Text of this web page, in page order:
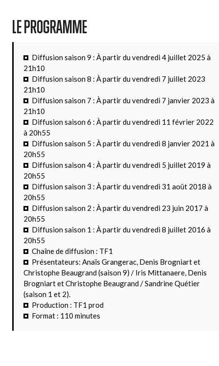
LE PROGRAMME
Diffusion saison 9 : À partir du vendredi 4 juillet 2025 à
21h10
Diffusion saison 8 : À partir du vendredi 7 juillet 2023
21h10
Diffusion saison 7 : À partir du vendredi 7 janvier 2023 à
21h10
Diffusion saison 6 : À partir du vendredi 11 février 2022
à 20h55
Diffusion saison 5 : À partir du vendredi 8 janvier 2021 à
20h55
Diffusion saison 4 : À partir du vendredi 5 juillet 2019 à
20h55
Diffusion saison 3 : À partir du vendredi 31 août 2018 à
20h55
Diffusion saison 2 : À partir du vendredi 23 juin 2017 à
20h55
Diffusion saison 1 : À partir du vendredi 8 juillet 2016 à
20h55
Chaîne de diffusion : TF1
Présentateurs: Anaïs Grangerac, Denis Brogniart et
Christophe Beaugrand (saison 9) / Iris Mittanaere, Denis
Brogniart et Christophe Beaugrand / Sandrine Quétier
(saison 1 et 2).
Production : TF1 prod
Format : 110 minutes